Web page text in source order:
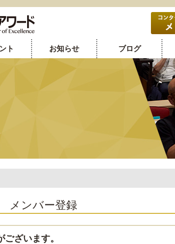
ト お知らせ ブログ
メンバー登録
ざいます。